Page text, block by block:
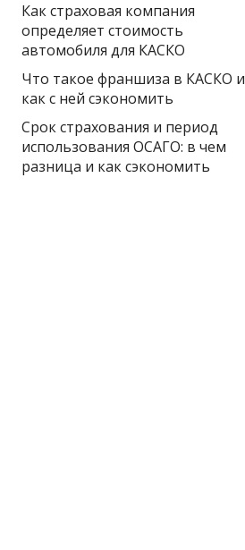
Как страховая компания
определяет стоимость
автомобиля для КАСКО
Что такое франшиза в КАСКО и
как с ней сэкономить
Срок страхования и период
использования ОСАГО: в чем
разница и как сэкономить